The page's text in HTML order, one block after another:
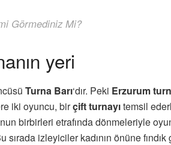
Görmediniz Mi?
yeri
Turna Barı‘dır. Peki Erzurum
iki oyuncu, birçift turnayıtemsil
birbirleri etrafında dönmeleriyle
izleyiciler kadının önüne fındık